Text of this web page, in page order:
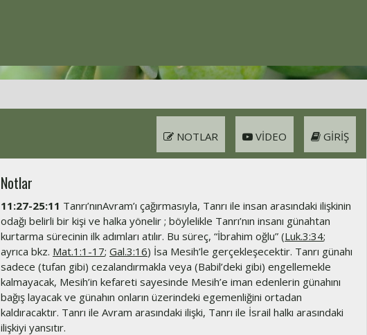
GIRIŞ
VIDEO
NOTLAR
Notlar
11:27-25:11 Tanrı’nınAvram’ı çağırmasıyla, Tanrı ile insan arasındaki ilişkinin
odağı belirli bir kişi ve halka yönelir ; böylelikle Tanrı’nın insanı günahtan
kurtarma sürecinin ilk adımları atılır. Bu süreç, “İbrahim oğlu” (Luk.3:34;
ayrıca bkz. Mat.1:1-17; Gal.3:16) İsa Mesih’le gerçekleşecektir. Tanrı günahı
sadece (tufan gibi) cezalandırmakla veya (Babil’deki gibi) engellemekle
kalmayacak, Mesih’in kefareti sayesinde Mesih’e iman edenlerin günahını
bağış layacak ve günahın onların üzerindeki egemenliğini ortadan
kaldıracaktır. Tanrı ile Avram arasındaki ilişki, Tanrı ile İsrail halkı arasındaki
ilişkiyi yansıtır.